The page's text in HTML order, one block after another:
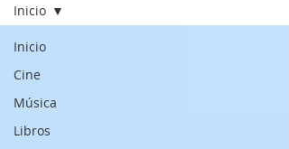
Inicio
Cine
Música
Libros
Inicio